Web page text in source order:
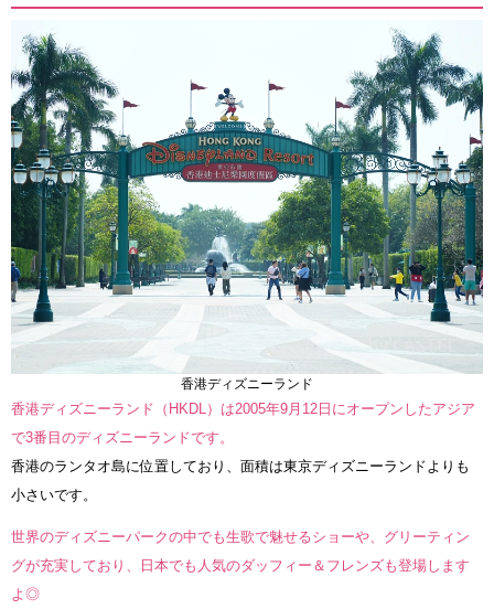
香港ディズニーランド
香港ディズニーランド（HKDL）は2005年9月12日にオープンしたアジア
で3番目のディズニーランドです。
香港のランタオ島に位置しており、面積は東京ディズニーランドよりも
小さいです。
世界のディズニーパークの中でも生歌で魅せるショーや、グリーティン
グが充実しており、日本でも人気のダッフィー＆フレンズも登場します
よ◎